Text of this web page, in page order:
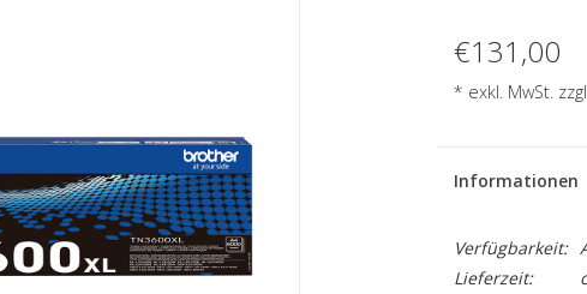
€131,00
* exkl. MwSt.
Informationen
Verfügbarkeit:
Lieferzeit: